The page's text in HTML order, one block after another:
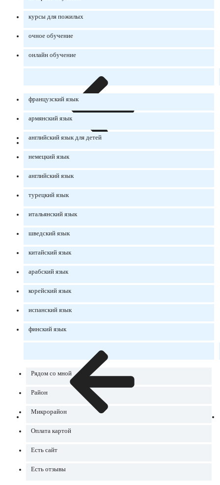
курсы для пожилых
очное обучение
онлайн обучение
французский язык
армянский язык
английский язык для детей
немецкий язык
английский язык
турецкий язык
итальянский язык
шведский язык
китайский язык
арабский язык
корейский язык
испанский язык
финский язык
Рядом со мной
Район
Микрорайон
Оплата картой
Есть сайт
Есть отзывы